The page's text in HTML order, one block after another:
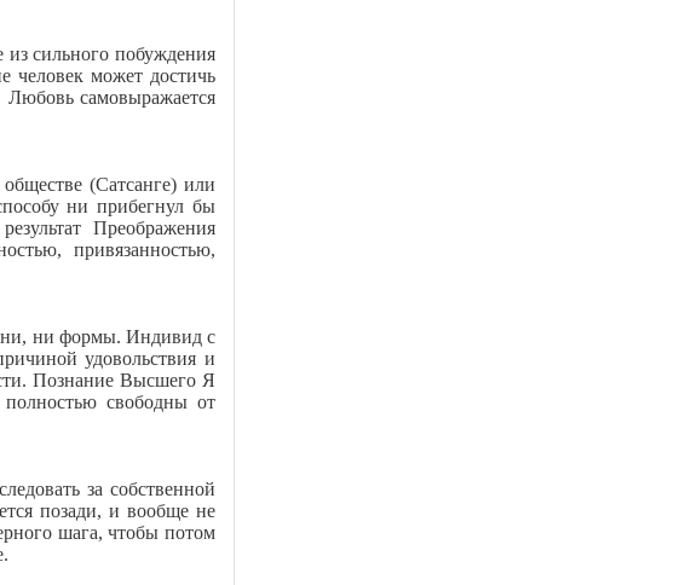
сильного побуждения
человек может достичь
Любовь самовыражается
(Сатсанге) или
ни прибегнул бы
Преображения
привязанностью,
ни формы. Индивид с
удовольствия и
Познание Высшего Я
свободны от
за собственной
позади, и вообще не
шага, чтобы потом